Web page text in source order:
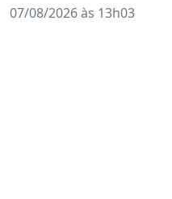
07/08/2026 às 13h03